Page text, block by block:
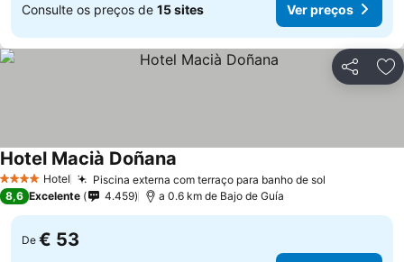
Consulte os preços de 15 sites Ver preços
Partilhar
4 EstrelasHotel Piscina externa com terraço para banho de sol
Hotel Macià Doñana
8,6 Excelente 4.459 a 0.6 km de Bajo de Guía
De € 53